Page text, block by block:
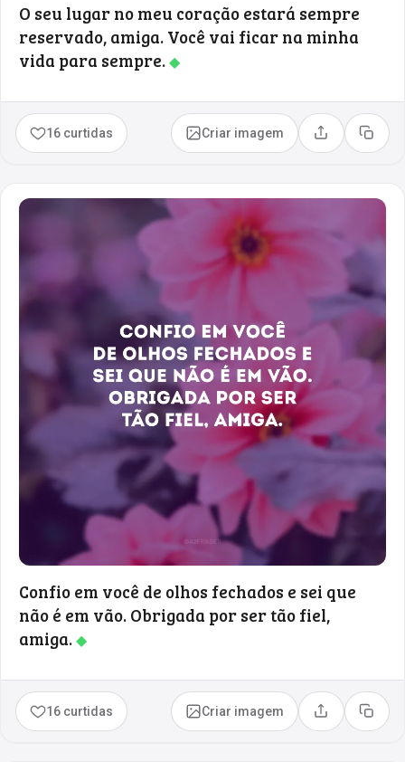
O seu lugar no meu coração estará sempre
reservado, amiga. Você vai ficar na minha
vida para sempre.◆
16 curtidas Criar imagem Compartilhar
Copiar
Confio em você de olhos fechados e sei que
não é em vão. Obrigada por ser tão fiel,
amiga.◆
16 curtidas Criar imagem Compartilhar
Copiar